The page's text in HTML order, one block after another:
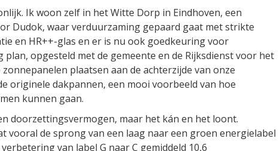
Ik woon zelf in het Witte Dorp in Eindhoven, een
Dudok, waar verduurzaming gepaard gaat met strikte
en HR++-glas en er is nu ook goedkeuring voor
opgesteld met de gemeente en de Rijksdienst voor het
plaatsen aan de achterzijde van onze
originele dakpannen, een mooi voorbeeld van hoe
kunnen gaan.
doorzettingsvermogen, maar het kán en het loont.
vooral de sprong van een laag naar een groen energielabel
van label G naar C gemiddeld 10,6